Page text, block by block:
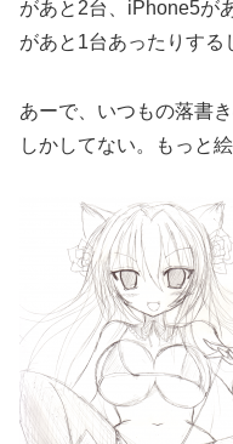
があと2台、iPhone5が
があと1台あったりする
あーで、いつもの落書
しかしてない。もっと